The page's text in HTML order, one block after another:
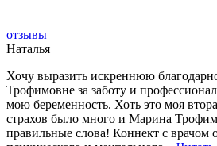
отзывы
Наталья
Хочу выразить искреннюю
Трофимовне за заботу и
мою беременность. Хоть это моя
страхов было много и Марина
правильные слова! Коннект с врачом